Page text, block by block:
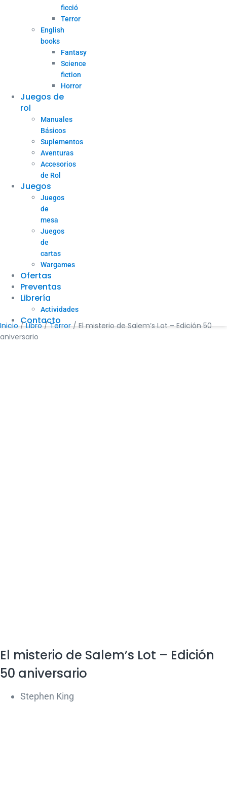
ficció
Terror
English
books
Fantasy
Science
fiction
Horror
Juegos de
rol
Manuales
Básicos
Suplementos
Aventuras
Accesorios
de Rol
Juegos
Juegos
de
mesa
Juegos
de
cartas
Wargames
Ofertas
Preventas
Librería
Actividades
Contacto
Inicio /Libro/Terror / El misterio de Salem’s Lot – Edición 50
aniversario
El misterio de Salem’s Lot – Edición
50 aniversario
Stephen King